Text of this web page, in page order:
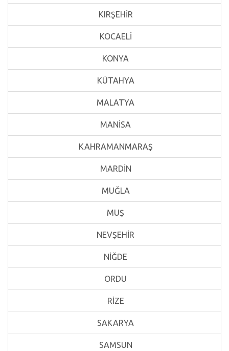
KIRŞEHİR
KOCAELİ
KONYA
KÜTAHYA
MALATYA
MANİSA
KAHRAMANMARAŞ
MARDİN
MUĞLA
MUŞ
NEVŞEHİR
NİĞDE
ORDU
RİZE
SAKARYA
SAMSUN